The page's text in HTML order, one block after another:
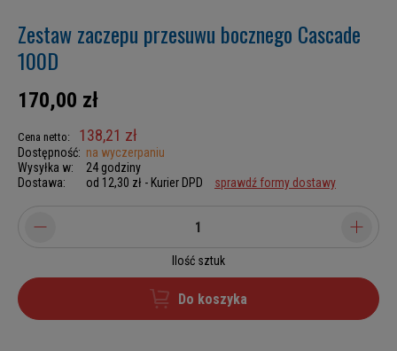
Zestaw zaczepu przesuwu bocznego Cascade
100D
170,00 zł
Cena netto: 138,21 zł
Dostępność: na wyczerpaniu
Wysyłka w:
24 godziny
Dostawa:
od 12,30 zł - Kurier DPD sprawdź formy dostawy
Ilość sztuk
Do koszyka